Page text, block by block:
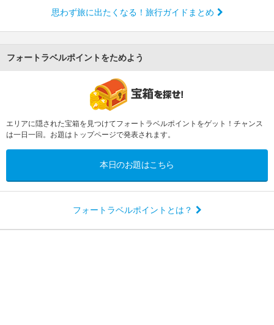
思わず旅に出たくなる！旅行ガイドまとめ
フォートラベルポイントをためよう
エリアに隠された宝箱を見つけてフォートラベルポイントをゲット！チャンス
は一日一回。お題はトップページで発表されます。
本日のお題はこちら
フォートラベルポイントとは？